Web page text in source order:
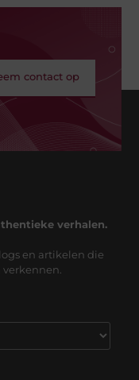
contact op
verhalen.
en artikelen die